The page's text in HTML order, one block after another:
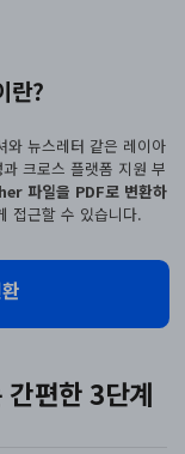
란?
와 뉴스레터 같은 레이아
크로스 플랫폼 지원 부
파일을 PDF로 변환하
접근할 수 있습니다.
편한 3단계